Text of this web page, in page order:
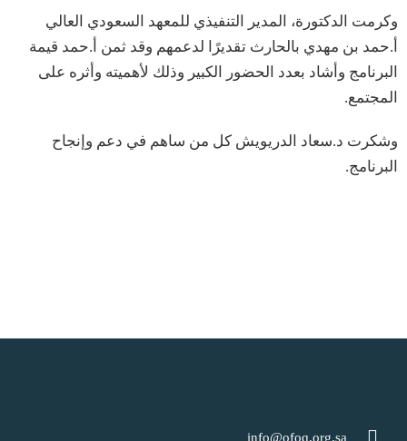
وكرمت الدكتورة، المدير التنفيذي للمعهد السعودي العالي
أ.حمد بن مهدي بالحارث تقديرًا لدعمهم وقد ثمن أ.حمد قيمة
البرنامج وأشاد بعدد الحضور الكبير وذلك لأهميته وأثره على
المجتمع.
وشكرت د.سعاد الدريويش كل من ساهم في دعم وإنجاح
البرنامج.
info@ofoq.org.sa